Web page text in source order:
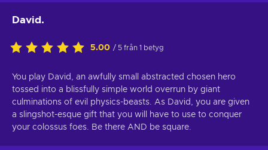
David.
5.00 / 5 från 1 betyg
You play David, an awfully small abstracted chosen hero
tossed into a blissfully simple world overrun by giant
culminations of evil physics-beasts. As David, you are given
a slingshot-esque gift that you will have to use to conquer
your colossus foes. Be there AND be square.